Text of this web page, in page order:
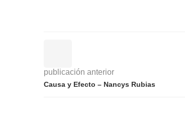
publicación anterior
Causa y Efecto – Nancys Rubias